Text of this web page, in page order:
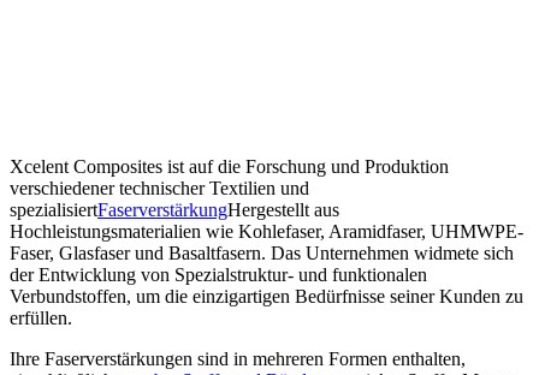
Xcelent Composites ist auf die Forschung und Produktion
verschiedener technischer Textilien und
spezialisiertFaserverstärkungHergestellt aus
Hochleistungsmaterialien wie Kohlefaser, Aramidfaser, UHMWPE-
Faser, Glasfaser und Basaltfasern. Das Unternehmen widmete sich
der Entwicklung von Spezialstruktur- und funktionalen
Verbundstoffen, um die einzigartigen Bedürfnisse seiner Kunden zu
erfüllen.
Ihre Faserverstärkungen sind in mehreren Formen enthalten,